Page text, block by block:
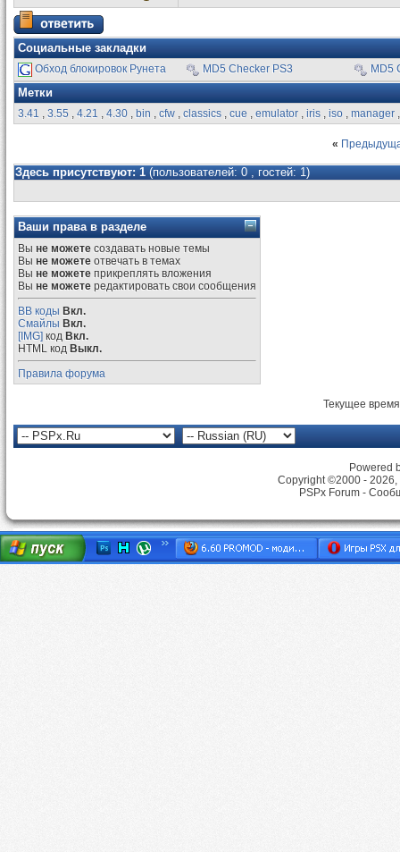
Социальные закладки
Обход блокировок Рунета MD5 Checker PS3 MD5
Метки
3.41 , 3.55 , 4.21 , 4.30 , bin , cfw , classics , cue , emulator , iris , iso , manager
«
Здесь присутствуют: 1 (пользователей: 0 , гостей: 1)
Ваши права в разделе
Вы не можете создавать новые темы
Вы не можете отвечать в темах
Вы не можете прикреплять вложения
Вы не можете редактировать свои сообщения
BB коды Вкл.
Смайлы Вкл.
[IMG] код Вкл.
HTML код Выкл.
Правила форума
Текущее
Powered
Copyright ©2000 -
PSPx Forum -